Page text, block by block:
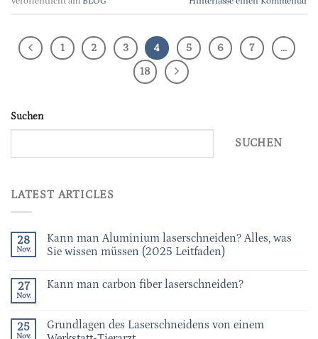
1 2 3 4 5 6 7
…
18
Suchen
SUCHEN
LATEST ARTICLES
28
Nov.
Kann man Aluminium laserschneiden? Alles, was
Sie wissen müssen (2025 Leitfaden)
27
Nov.
Kann man carbon fiber laserschneiden?
25
Nov.
Grundlagen des Laserschneidens von einem